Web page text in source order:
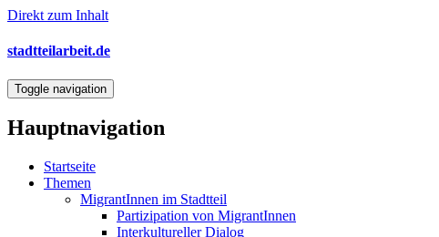
Direkt zum Inhalt
stadtteilarbeit.de
Toggle navigation
Hauptnavigation
Startseite
Themen
MigrantInnen im Stadtteil
Partizipation von MigrantInnen
Interkultureller Dialog